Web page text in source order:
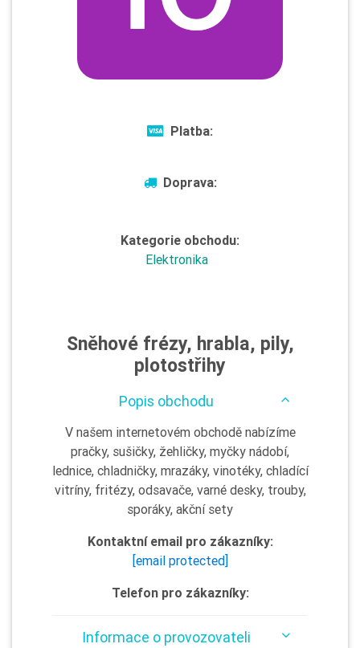
Platba:
Doprava:
Kategorie obchodu:
Elektronika
Sněhové frézy, hrabla, pily,
plotostřihy
Popis obchodu
V našem internetovém obchodě nabízíme
pračky, sušičky, žehličky, myčky nádobí,
lednice, chladničky, mrazáky, vinotéky, chladící
vitríny, fritézy, odsavače, varné desky, trouby,
sporáky, akční sety
Kontaktní email pro zákazníky:
[email protected]
Telefon pro zákazníky:
Informace o provozovateli